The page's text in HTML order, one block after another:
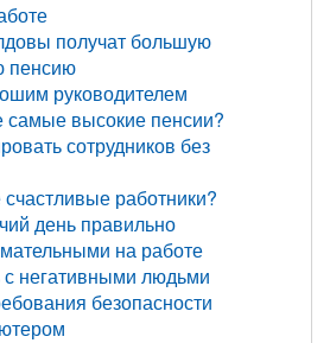
получат большую
пенсию
руководителем
самые высокие пенсии?
сотрудников без
работники?
день правильно
на работе
с негативными людьми
безопасности